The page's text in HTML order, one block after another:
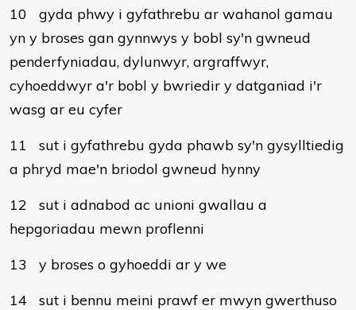
10
gyda phwy i gyfathrebu ar wahanol gamau
yn y broses gan gynnwys y bobl sy'n gwneud
penderfyniadau, dylunwyr, argraffwyr,
cyhoeddwyr a'r bobl y bwriedir y datganiad i'r
wasg ar eu cyfer
11
sut i gyfathrebu gyda phawb sy'n gysylltiedig
a phryd mae'n briodol gwneud hynny
12
sut i adnabod ac unioni gwallau a
hepgoriadau mewn proflenni
13
y broses o gyhoeddi ar y we
14
sut i bennu meini prawf er mwyn gwerthuso